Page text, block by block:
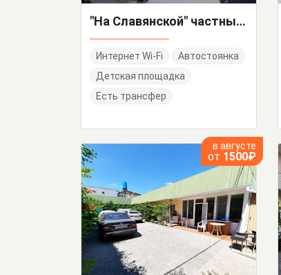
"На Славянской" частный сектор
Интернет Wi-Fi
Автостоянка
Детская площадка
Есть трансфер
в августе
от 1500₽